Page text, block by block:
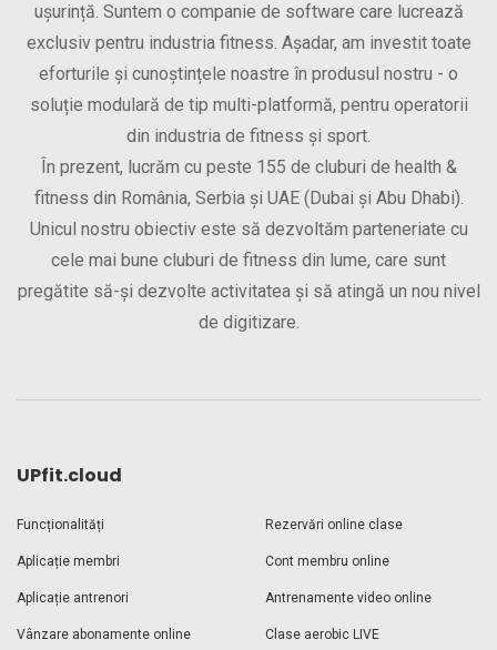
ușurință. Suntem o companie de software care lucrează
exclusiv pentru industria fitness. Așadar, am investit toate
eforturile și cunoștințele noastre în produsul nostru - o
soluție modulară de tip multi-platformă, pentru operatorii
din industria de fitness și sport.
În prezent, lucrăm cu peste 155 de cluburi de health &
fitness din România, Serbia și UAE (Dubai și Abu Dhabi).
Unicul nostru obiectiv este să dezvoltăm parteneriate cu
cele mai bune cluburi de fitness din lume, care sunt
pregătite să-și dezvolte activitatea și să atingă un nou nivel
de digitizare.
UPfit.cloud
Funcționalități
Aplicație membri
Aplicație antrenori
Vânzare abonamente online
Rezervări online clase
Cont membru online
Antrenamente video online
Clase aerobic LIVE